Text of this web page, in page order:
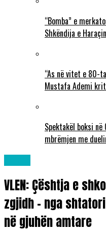
“Bomba” e
Shkëndija e
“As në vitet e 80-
Mustafa Ademi
Spektakël boksi
mbrëmjen me
VLEN: Çështja e
zgjidh – nga
në gjuhën amtare